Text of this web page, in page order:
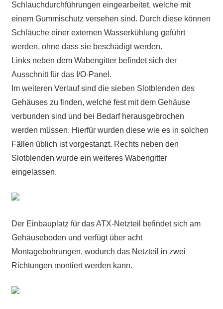
Schlauchdurchführungen eingearbeitet, welche mit
einem Gummischutz versehen sind. Durch diese können
Schläuche einer externen Wasserkühlung geführt
werden, ohne dass sie beschädigt werden.
Links neben dem Wabengitter befindet sich der
Ausschnitt für das I/O-Panel.
Im weiteren Verlauf sind die sieben Slotblenden des
Gehäuses zu finden, welche fest mit dem Gehäuse
verbunden sind und bei Bedarf herausgebrochen
werden müssen. Hierfür wurden diese wie es in solchen
Fällen üblich ist vorgestanzt. Rechts neben den
Slotblenden wurde ein weiteres Wabengitter
eingelassen.
Der Einbauplatz für das ATX-Netzteil befindet sich am
Gehäuseboden und verfügt über acht
Montagebohrungen, wodurch das Netzteil in zwei
Richtungen montiert werden kann.